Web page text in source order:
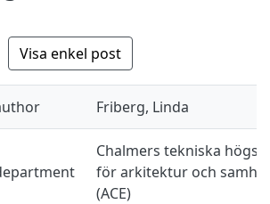
Visa enkel post
Friberg, Linda
Chalmers tekniska
för arkitektur och
(ACE)